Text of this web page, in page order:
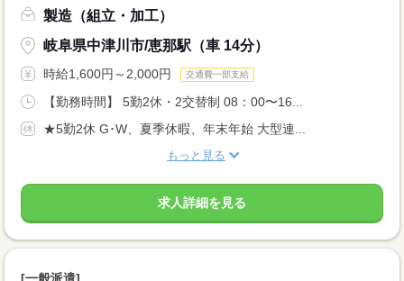
製造（組立・加工）
岐阜県中津川市/恵那駅（車 14分）
時給1,600円～2,000円 交通費一部支給
【勤務時間】 5勤2休・2交替制 08：00〜16...
★5勤2休 G･W、夏季休暇、年末年始 大型連...
もっと見る
求人詳細を見る